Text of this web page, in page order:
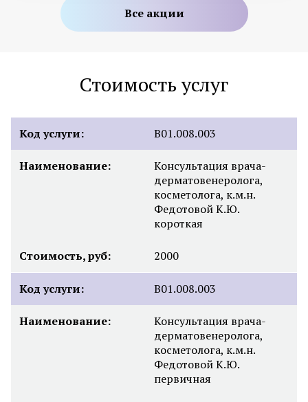
Все акции
Стоимость услуг
Код услуги: B01.008.003
Наименование:
Консультация врача-
дерматовенеролога,
косметолога, к.м.н.
Федотовой К.Ю.
короткая
Стоимость, руб: 2000
Код услуги: B01.008.003
Наименование:
Консультация врача-
дерматовенеролога,
косметолога, к.м.н.
Федотовой К.Ю.
первичная